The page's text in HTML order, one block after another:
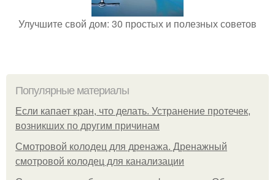
Улучшите свой дом: 30 простых и полезных советов
Популярные материалы
Если капает кран, что делать. Устранение протечек,
возникших по другим причинам
Смотровой колодец для дренажа. Дренажный
смотровой колодец для канализации